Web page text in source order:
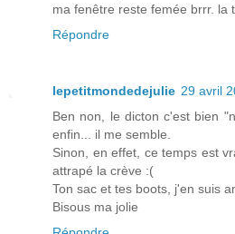
ma fenêtre reste femée brrr. la
Répondre
lepetitmondedejulie 29 avril
Ben non, le dicton c'est bien
enfin... il me semble.
Sinon, en effet, ce temps est
attrapé la crève :(
Ton sac et tes boots, j'en suis
Bisous ma jolie